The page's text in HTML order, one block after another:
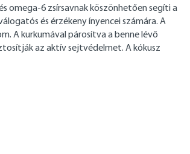
omega-6 zsírsavnak köszönhetően segíti a
és érzékeny ínyencei számára. A
A kurkumával párosítva a benne lévő
az aktív sejtvédelmet. A kókusz